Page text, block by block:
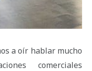
a oír hablar mucho
comerciales